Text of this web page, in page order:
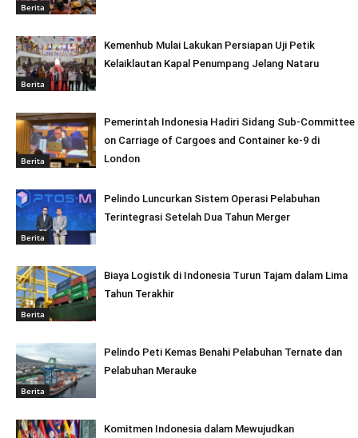
Berita
Berita
Kemenhub Mulai Lakukan Persiapan Uji Petik
Kelaiklautan Kapal Penumpang Jelang Nataru
Berita
Pemerintah Indonesia Hadiri Sidang Sub-Committee
on Carriage of Cargoes and Container ke-9 di
London
Berita
Pelindo Luncurkan Sistem Operasi Pelabuhan
Terintegrasi Setelah Dua Tahun Merger
Berita
Biaya Logistik di Indonesia Turun Tajam dalam Lima
Tahun Terakhir
Berita
Pelindo Peti Kemas Benahi Pelabuhan Ternate dan
Pelabuhan Merauke
Komitmen Indonesia dalam Mewujudkan